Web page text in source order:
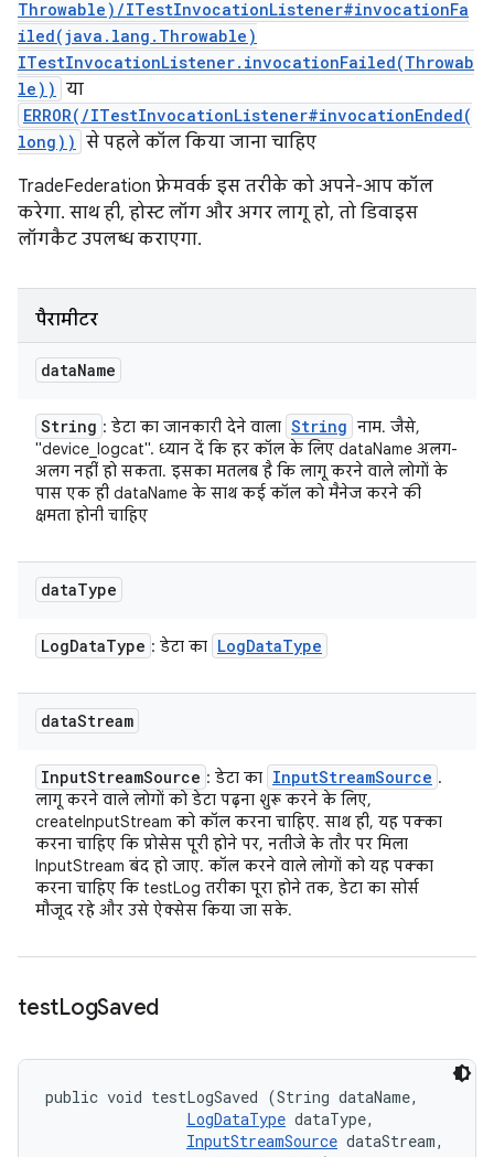
Throwable)/ITestInvocationListener#invocationFa
iled(java.lang.Throwable)
ITestInvocationListener.invocationFailed(Throwab
le)) या
ERROR(/ITestInvocationListener#invocationEnded(
long)) से पहले कॉल किया जाना चाहिए
TradeFederation फ़्रेमवर्क इस तरीके को अपने-आप कॉल
करेगा. साथ ही, होस्ट लॉग और अगर लागू हो, तो डिवाइस
लॉगकैट उपलब्ध कराएगा.
पैरामीटर
dataName
String : डेटा का जानकारी देने वाला String नाम. जैसे,
"device_logcat". ध्यान दें कि हर कॉल के लिए dataName अलग-
अलग नहीं हो सकता. इसका मतलब है कि लागू करने वाले लोगों के
पास एक ही dataName के साथ कई कॉल को मैनेज करने की
क्षमता होनी चाहिए
dataType
LogDataType : डेटा का LogDataType
dataStream
InputStreamSource : डेटा का InputStreamSource .
लागू करने वाले लोगों को डेटा पढ़ना शुरू करने के लिए,
createInputStream को कॉल करना चाहिए. साथ ही, यह पक्का
करना चाहिए कि प्रोसेस पूरी होने पर, नतीजे के तौर पर मिला
InputStream बंद हो जाए. कॉल करने वाले लोगों को यह पक्का
करना चाहिए कि testLog तरीका पूरा होने तक, डेटा का सोर्स
मौजूद रहे और उसे ऐक्सेस किया जा सके.
testLogSaved
public void testLogSaved (String dataName,
LogDataType dataType,
InputStreamSource dataStream,